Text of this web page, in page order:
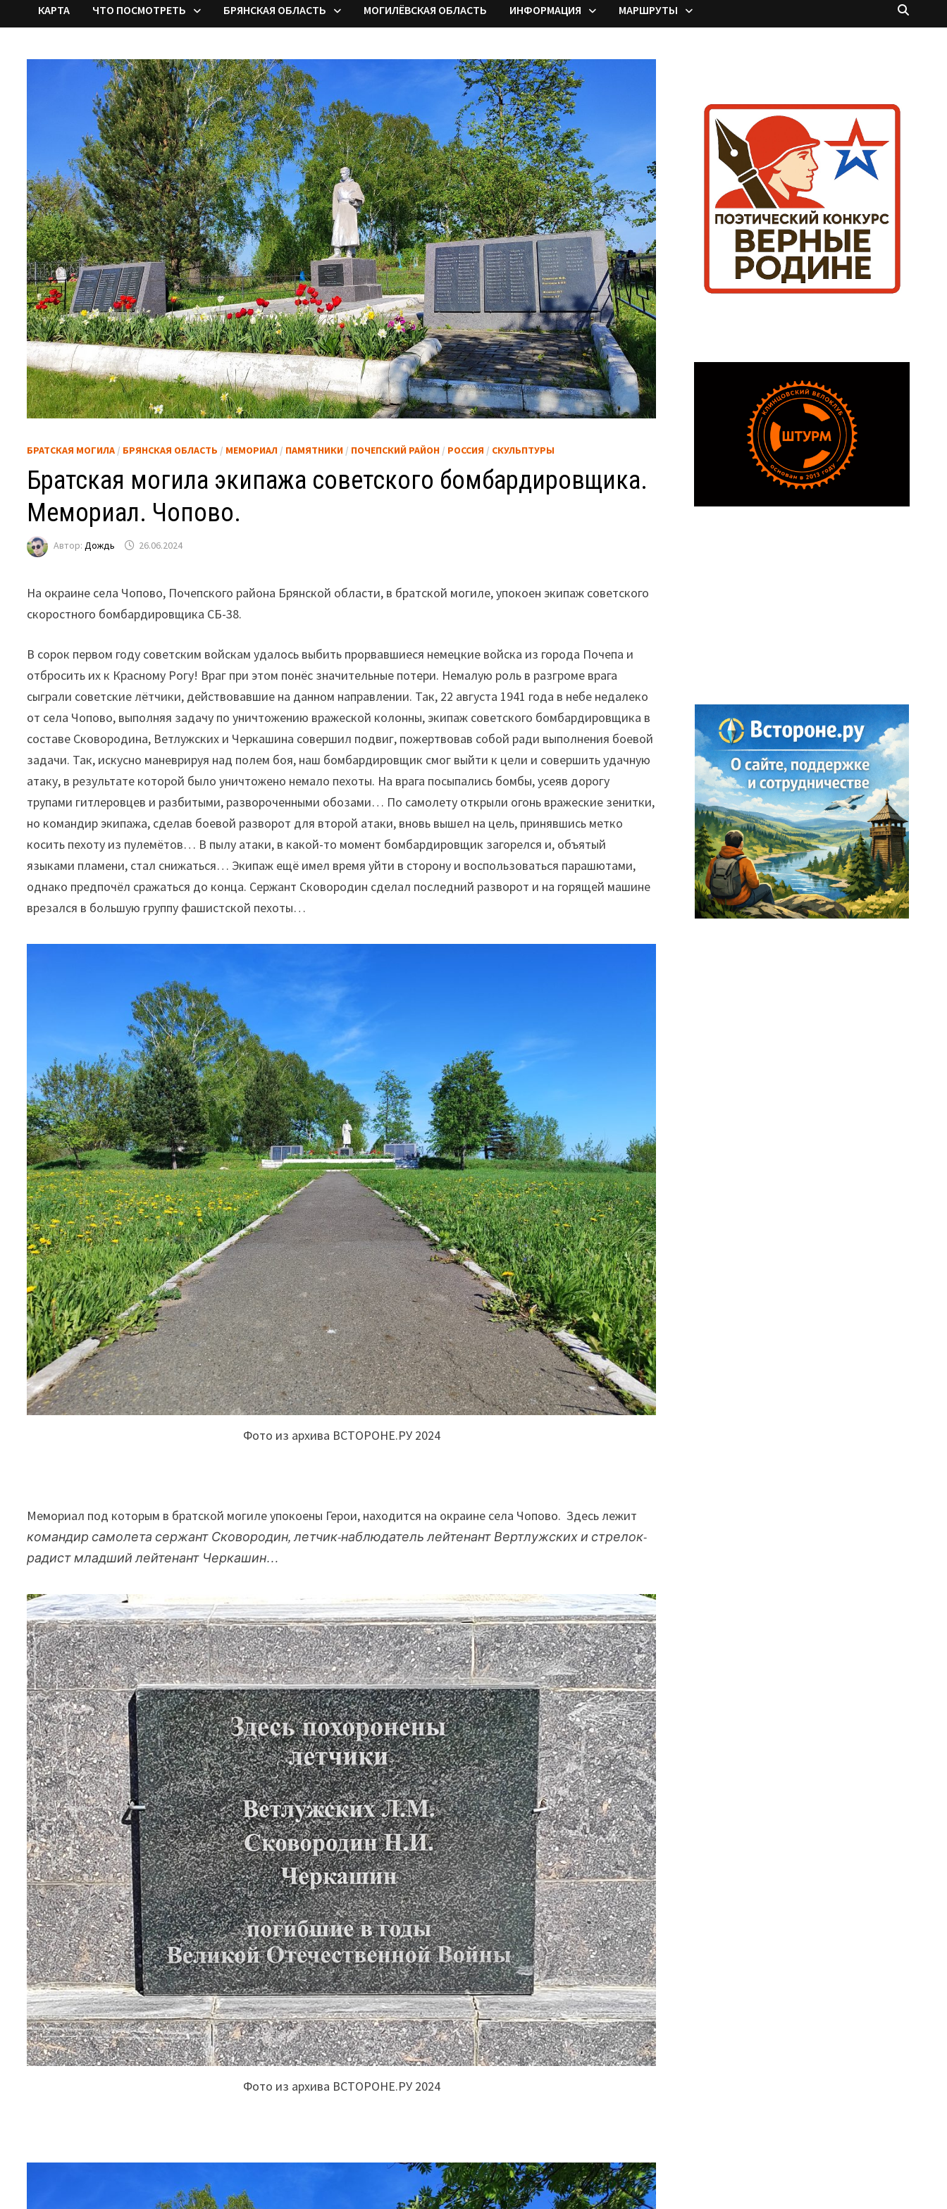
КАРТА ЧТО ПОСМОТРЕТЬ БРЯНСКАЯ ОБЛАСТЬ МОГИЛЁВСКАЯ ОБЛАСТЬ ИНФОРМАЦИЯ МАРШРУТЫ
БРАТСКАЯ МОГИЛА / БРЯНСКАЯ ОБЛАСТЬ / МЕМОРИАЛ / ПАМЯТНИКИ / ПОЧЕПСКИЙ РАЙОН / РОССИЯ / СКУЛЬПТУРЫ
Братская могила экипажа советского бомбардировщика.
Мемориал. Чопово.
Автор:Дождь 26.06.2024
На окраине села Чопово, Почепского района Брянской области, в братской могиле, упокоен экипаж советского
скоростного бомбардировщика СБ-38.
В сорок первом году советским войскам удалось выбить прорвавшиеся немецкие войска из города Почепа и
отбросить их к Красному Рогу! Враг при этом понёс значительные потери. Немалую роль в разгроме врага
сыграли советские лётчики, действовавшие на данном направлении. Так, 22 августа 1941 года в небе недалеко
от села Чопово, выполняя задачу по уничтожению вражеской колонны, экипаж советского бомбардировщика в
составе Сковородина, Ветлужских и Черкашина совершил подвиг, пожертвовав собой ради выполнения боевой
задачи. Так, искусно маневрируя над полем боя, наш бомбардировщик смог выйти к цели и совершить удачную
атаку, в результате которой было уничтожено немало пехоты. На врага посыпались бомбы, усеяв дорогу
трупами гитлеровцев и разбитыми, развороченными обозами… По самолету открыли огонь вражеские зенитки,
но командир экипажа, сделав боевой разворот для второй атаки, вновь вышел на цель, принявшись метко
косить пехоту из пулемётов… В пылу атаки, в какой-то момент бомбардировщик загорелся и, объятый
языками пламени, стал снижаться… Экипаж ещё имел время уйти в сторону и воспользоваться парашютами,
однако предпочёл сражаться до конца. Сержант Сковородин сделал последний разворот и на горящей машине
врезался в большую группу фашистской пехоты…
Фото из архива ВСТОРОНЕ.РУ 2024
Мемориал под которым в братской могиле упокоены Герои, находится на окраине села Чопово. Здесь лежит
командир самолета сержант Сковородин, летчик-наблюдатель лейтенант Вертлужских и стрелок-
радист младший лейтенант Черкашин…
Фото из архива ВСТОРОНЕ.РУ 2024